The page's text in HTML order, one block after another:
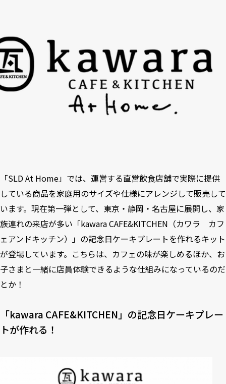
「SLD At Home」では、運営する直営飲食店舗で実際に提供
している商品を家庭用のサイズや仕様にアレンジして販売して
います。現在第一弾として、東京・静岡・名古屋に展開し、家
族連れの来店が多い「kawara CAFE&KITCHEN（カワラ カフ
ェアンドキッチン）」の記念日ケーキプレートを作れるキット
が登場しています。こちらは、カフェの味が楽しめるほか、お
子さまと一緒に店員体験できるような仕組みになっているのだ
とか！
「kawara CAFE&KITCHEN」の記念日ケーキプレー
トが作れる！